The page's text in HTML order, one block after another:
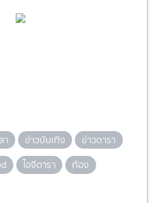
า ข่าวบันเทิง
ข่าวดารา
ไอจีดารา
ท้อง